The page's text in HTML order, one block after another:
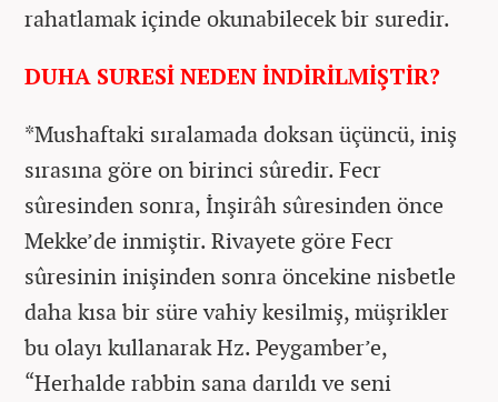
rahatlamak içinde okunabilecek bir suredir.
DUHA SURESİ NEDEN İNDİRİLMİŞTİR?
*Mushaftaki sıralamada doksan üçüncü, iniş
sırasına göre on birinci sûredir. Fecr
sûresinden sonra, İnşirâh sûresinden önce
Mekke’de inmiştir. Rivayete göre Fecr
sûresinin inişinden sonra öncekine nisbetle
daha kısa bir süre vahiy kesilmiş, müşrikler
bu olayı kullanarak Hz. Peygamber’e,
“Herhalde rabbin sana darıldı ve seni